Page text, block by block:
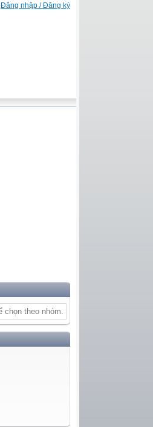
Đăng nhập / Đăng ký